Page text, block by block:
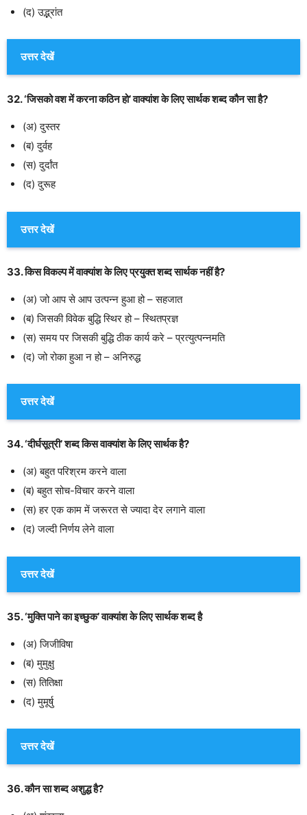
(द) उद्भ्रांत
उत्तर देखें
32. ‘जिसको वश में करना कठिन हो’ वाक्यांश के लिए सार्थक शब्द कौन सा है?
(अ) दुस्तर
(ब) दुर्वह
(स) दुर्दांत
(द) दुरूह
उत्तर देखें
33. किस विकल्प में वाक्यांश के लिए प्रयुक्त शब्द सार्थक नहीं है?
(अ) जो आप से आप उत्पन्न हुआ हो – सहजात
(ब) जिसकी विवेक बुद्धि स्थिर हो – स्थितप्रज्ञ
(स) समय पर जिसकी बुद्धि ठीक कार्य करे – प्रत्युत्पन्नमति
(द) जो रोका हुआ न हो – अनिरुद्ध
उत्तर देखें
34. ‘दीर्घसूत्री’ शब्द किस वाक्यांश के लिए सार्थक है?
(अ) बहुत परिश्रम करने वाला
(ब) बहुत सोच-विचार करने वाला
(स) हर एक काम में जरूरत से ज्यादा देर लगाने वाला
(द) जल्दी निर्णय लेने वाला
उत्तर देखें
35. ‘मुक्ति पाने का इच्छुक’ वाक्यांश के लिए सार्थक शब्द है
(अ) जिजीविषा
(ब) मुमुक्षु
(स) तितिक्षा
(द) मुमूर्षु
उत्तर देखें
36. कौन सा शब्द अशुद्ध है?